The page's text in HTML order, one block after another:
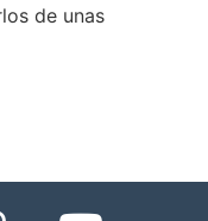
de unas